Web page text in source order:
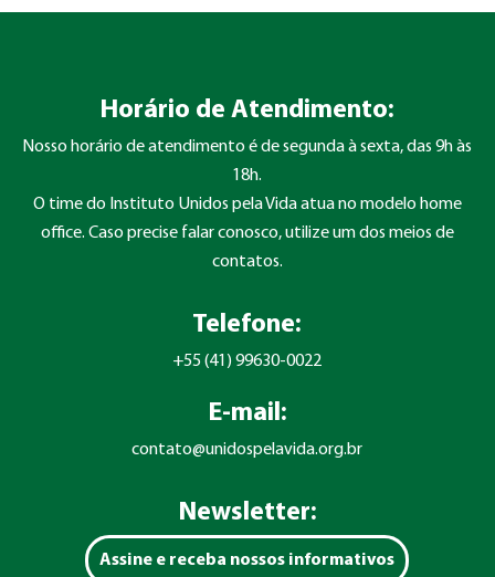
Horário de Atendimento:
Nosso horário de atendimento é de segunda à sexta, das 9h às
18h.
O time do Instituto Unidos pela Vida atua no modelo home
office. Caso precise falar conosco, utilize um dos meios de
contatos.
Telefone:
+55 (41) 99630-0022
E-mail:
contato@unidospelavida.org.br
Newsletter:
Assine e receba nossos informativos